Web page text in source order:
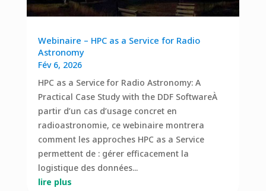
Webinaire – HPC as a Service for Radio
Astronomy
Fév 6, 2026
HPC as a Service for Radio Astronomy: A
Practical Case Study with the DDF SoftwareÀ
partir d’un cas d’usage concret en
radioastronomie, ce webinaire montrera
comment les approches HPC as a Service
permettent de : gérer efficacement la
logistique des données...
lire plus